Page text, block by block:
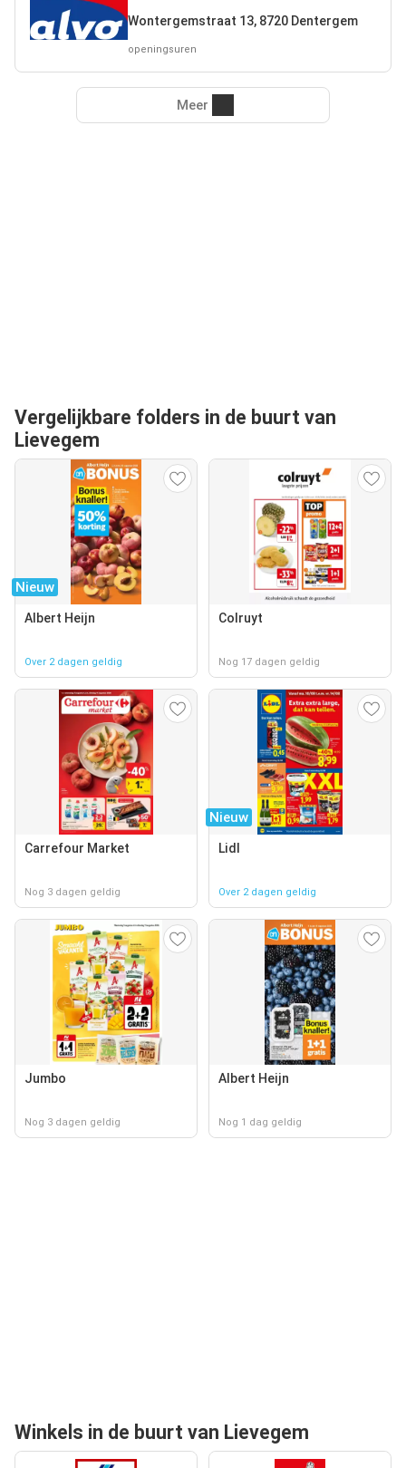
Wontergemstraat 13, 8720 Dentergem
openingsuren
Meer
Vergelijkbare folders in de buurt van
Lievegem
Nieuw
Albert Heijn
Over 2 dagen geldig
Colruyt
Nog 17 dagen geldig
Carrefour Market
Nog 3 dagen geldig
Nieuw
Lidl
Over 2 dagen geldig
Jumbo
Nog 3 dagen geldig
Albert Heijn
Nog 1 dag geldig
Winkels in de buurt van Lievegem